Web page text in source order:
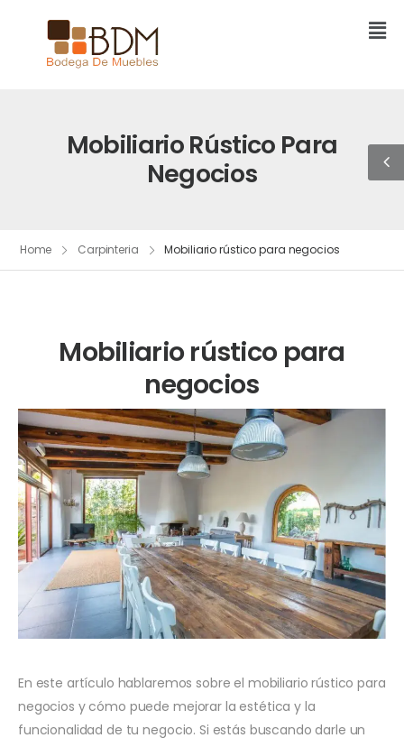
Mobiliario Rústico Para
Negocios
Home Carpinteria Mobiliario rústico para negocios
Mobiliario rústico para
negocios
En este artículo hablaremos sobre el mobiliario rústico para
negocios y cómo puede mejorar la estética y la
funcionalidad de tu negocio. Si estás buscando darle un